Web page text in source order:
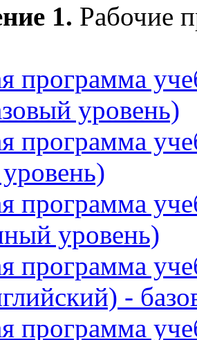
1. Рабочие
программа
уровень)
программа
программа
уровень)
программа
-
программа